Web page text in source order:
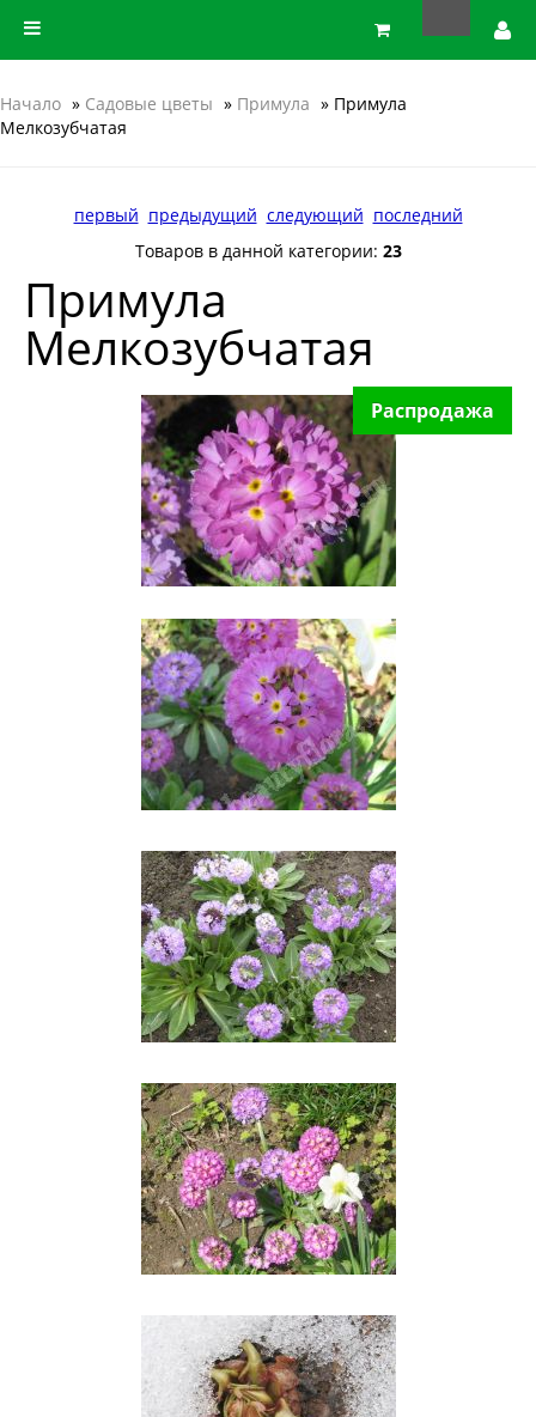
Начало » Садовые цветы » Примула » Примула
Мелкозубчатая
первый предыдущий следующий последний
Товаров в данной категории: 23
Примула
Мелкозубчатая
Распродажа